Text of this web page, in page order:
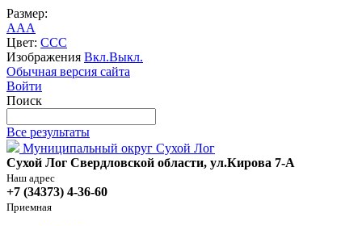
Размер:
AAA
Цвет: CCC
Изображения Вкл.Выкл.
Обычная версия сайта
Войти
Поиск
Все результаты
Муниципальный округ Сухой Лог
Сухой Лог Свердловской области, ул.Кирова 7-А
Наш адрес
+7 (34373) 4-36-60
Приемная